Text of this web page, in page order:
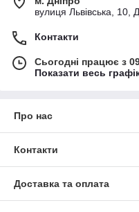
вулиця Львівська, 10,
Контакти
Сьогодні працює з
Показати весь
Про нас
Контакти
Доставка та оплата